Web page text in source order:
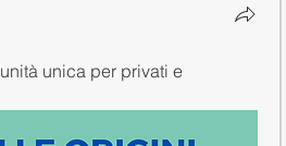
unica per privati e